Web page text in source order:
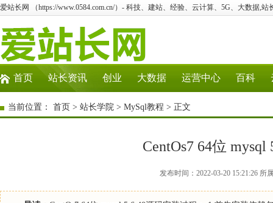
爱站长网 （https://www.0584.com.cn/）- 科技、建站、经验、云计算、5G、大数据,站
首页 站长资讯 创业 大数据 运营中心 百科
当前位置： 首页 > 站长学院 > MySql教程 > 正文
CentOs7 64位
发布时间：2022-03-20 15:21:26